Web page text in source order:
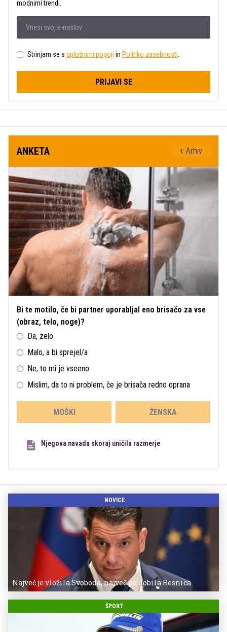
modnimi trendi.
Strinjam se s splošnimi pogoji in Politiko zasebnosti
PRIJAVI SE
ANKETA + Arhiv
Bi te motilo, če bi partner uporabljal eno brisačo za vse
(obraz, telo, noge)?
Da, zelo
Malo, a bi sprejel/a
Ne, to mi je vseeno
Mislim, da to ni problem, če je brisača redno oprana
MOŠKI ŽENSKA
Njegova navada skoraj uničila razmerje
NOVICE
Največ je vložila Svoboda, največ pa dobila Resnica
ŠPORT